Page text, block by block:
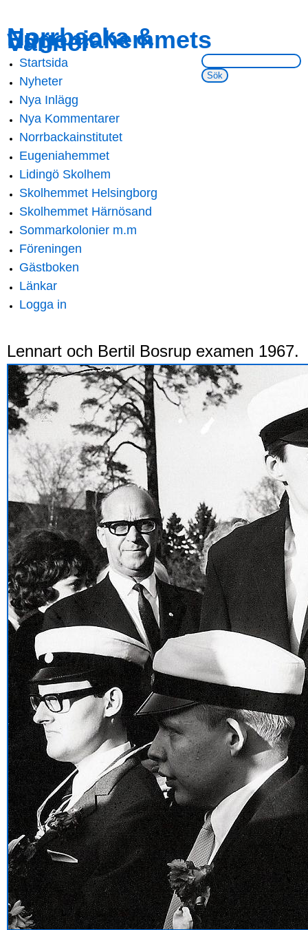
main
content
navigation
Norrbacka &
Eugeniahemmets
Vänner
Sök på webbsidan:
Main menu
Startsida
Nyheter
Nya Inlägg
Nya Kommentarer
Norrbackainstitutet
Eugeniahemmet
Lidingö Skolhem
Skolhemmet Helsingborg
Skolhemmet Härnösand
Sommarkolonier m.m
Föreningen
Gästboken
Länkar
Logga in
Lennart och Bertil Bosrup examen 1967.